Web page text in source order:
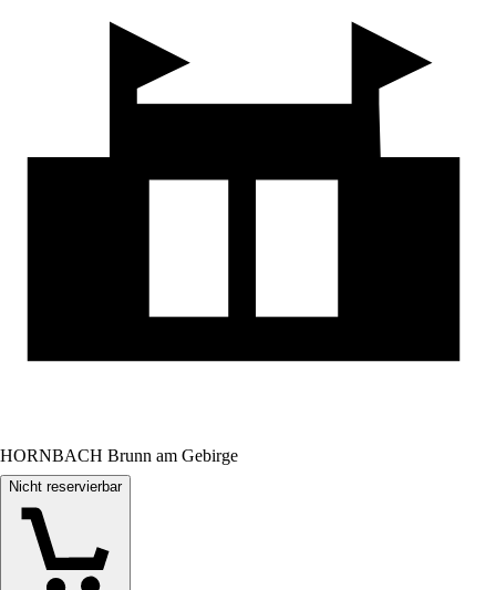
HORNBACH Brunn am Gebirge
Nicht reservierbar